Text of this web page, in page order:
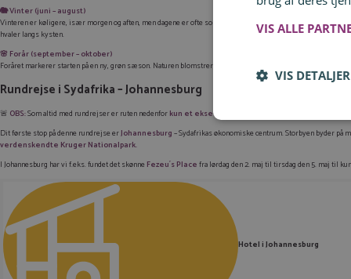
🐘Vinter (juni – august)
Vinteren er køligere, især morgen og aften, men dagene er ofte solrige og klare. Det er samtidig det bedste
hvaler langs kysten.
🌸 Forår (september – oktober)
Foråret markerer starten på en ny, grøn sæson. Naturen blomstrer, temperaturerne er behagelige, og
Rundrejse i Sydafrika – Johannesburg
🚨 OBS:Som altid med rundrejser er ruten nedenforkun et eksempel
Dit første stop på denne rundrejse erJohannesburg– Sydafrikas økonomiske centrum. Storbyen byder på
verdenskendte Kruger Nationalpark.
I Johannesburg har vi f.eks. fundet det skønneFezeu´s Placefra lørdag den 2. maj til tirsdag den 5. maj til
Hotel i Johannesburg
VIS ALLE
VIS DETALJER